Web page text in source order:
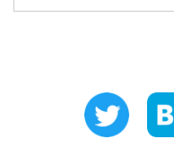
新潟県